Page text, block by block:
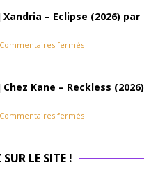
– Eclipse (2026) par
Commentaires fermés
Kane – Reckless (2026)
Commentaires fermés
SUR LE SITE !